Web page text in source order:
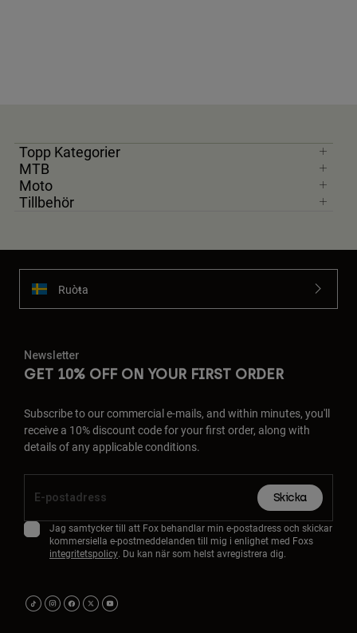
Topp Kategorier
MTB
Moto
Tillbehör
Ruoŧŧa
Newsletter
GET 10% OFF ON YOUR FIRST ORDER
Subscribe to our commercial e-mails, and within minutes, you'll
receive a 10% discount code for your first order, along with
details of any applicable conditions.
Skicka
Jag samtycker till att Fox behandlar min e-postadress och skickar
kommersiella e-postmeddelanden till mig i enlighet med Foxs
integritetspolicy. Du kan när som helst avregistrera dig.